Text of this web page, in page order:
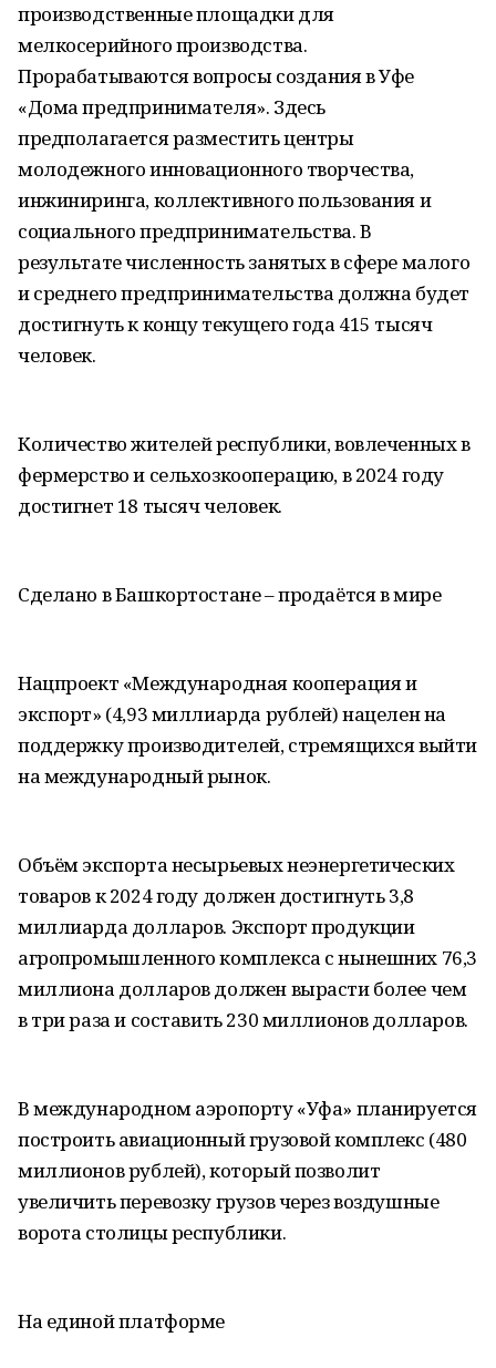
производственные площадки для
мелкосерийного производства.
Прорабатываются вопросы создания в Уфе
«Дома предпринимателя». Здесь
предполагается разместить центры
молодежного инновационного творчества,
инжиниринга, коллективного пользования и
социального предпринимательства. В
результате численность занятых в сфере малого
и среднего предпринимательства должна будет
достигнуть к концу текущего года 415 тысяч
человек.
Количество жителей республики, вовлеченных в
фермерство и сельхозкооперацию, в 2024 году
достигнет 18 тысяч человек.
Сделано в Башкортостане – продаётся в мире
Нацпроект «Международная кооперация и
экспорт» (4,93 миллиарда рублей) нацелен на
поддержку производителей, стремящихся выйти
на международный рынок.
Объём экспорта несырьевых неэнергетических
товаров к 2024 году должен достигнуть 3,8
миллиарда долларов. Экспорт продукции
агропромышленного комплекса с нынешних 76,3
миллиона долларов должен вырасти более чем
в три раза и составить 230 миллионов долларов.
В международном аэропорту «Уфа» планируется
построить авиационный грузовой комплекс (480
миллионов рублей), который позволит
увеличить перевозку грузов через воздушные
ворота столицы республики.
На единой платформе